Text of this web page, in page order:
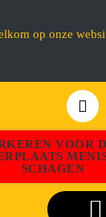
op onze
VOOR
SCHAGEN